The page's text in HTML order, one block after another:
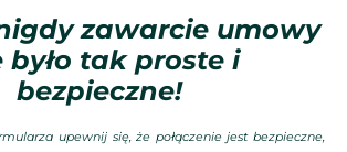
zawarcie umowy
było tak proste i
bezpieczne!
upewnij się, że połączenie jest bezpieczne,